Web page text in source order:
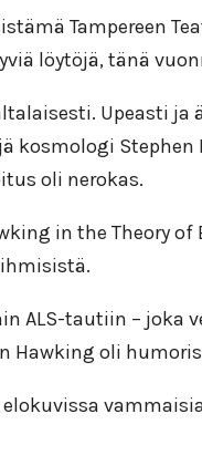
Tampereen
löytöjä, tänä
Upeasti
kosmologi
oli nerokas.
in the Theory
ALS-tautiin –
Hawking oli